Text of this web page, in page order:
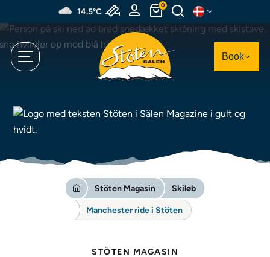
til
hovedindhold
14.5°C
0
Book
Stöten Magasin Skiløb
Manchester ride i Stöten
STÖTEN MAGASIN